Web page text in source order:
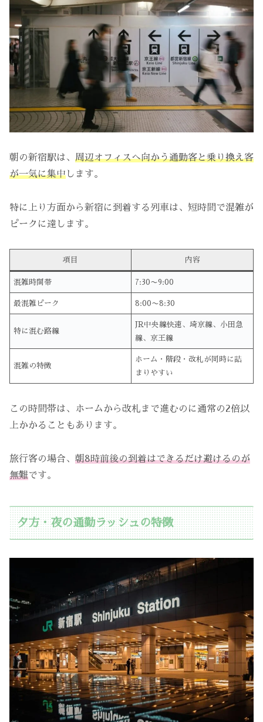
朝の新宿駅は、 周辺オフィスへ向かう通勤客と乗り換え客
が一気に集中 します。
特に上り方面から新宿に到着する列車は、短時間で混雑が
ピークに達します。
項目 内容
混雑時間帯 7:30〜9:00
最混雑ピーク 8:00〜8:30
特に混む路線
JR中央線快速、埼京線、小田急
線、京王線
混雑の特徴
ホーム・階段・改札が同時に詰
まりやすい
この時間帯は、ホームから改札まで進むのに通常の2倍以
上かかることもあります。
旅行客の場合、 朝8時前後の到着はできるだけ避けるのが
無難です。
夕方・夜の通勤ラッシュの特徴